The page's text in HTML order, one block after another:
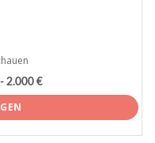
2.000 €